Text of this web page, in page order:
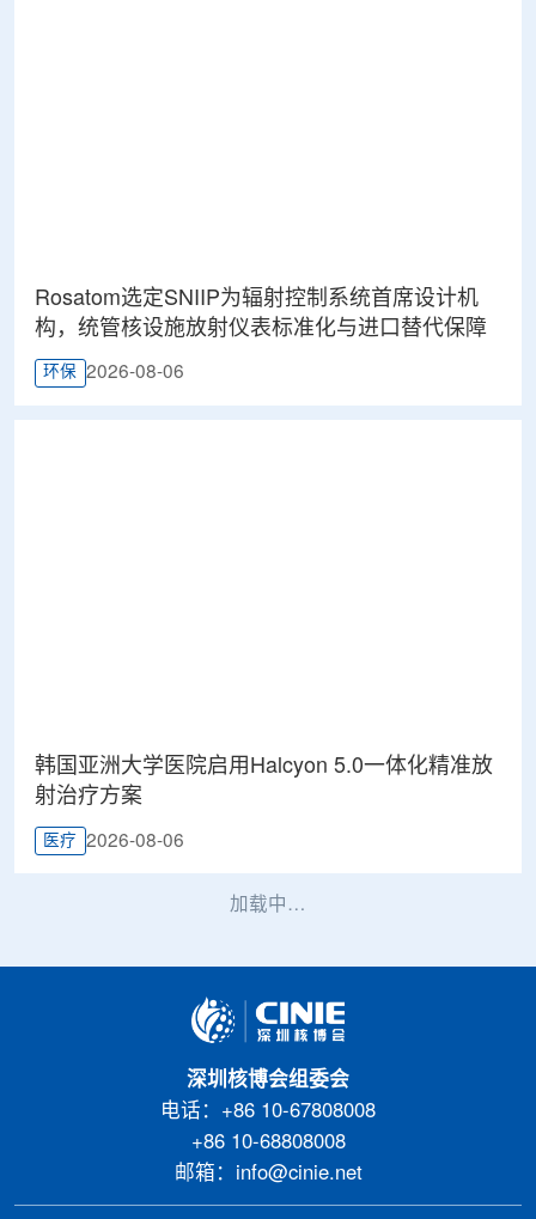
Rosatom选定SNIIP为辐射控制系统首席设计机
构，统管核设施放射仪表标准化与进口替代保障
环保 2026-08-06
韩国亚洲大学医院启用Halcyon 5.0一体化精准放
射治疗方案
医疗 2026-08-06
加载中…
深圳核博会组委会
电话：+86 10-67808008
+86 10-68808008
邮箱：info@cinie.net